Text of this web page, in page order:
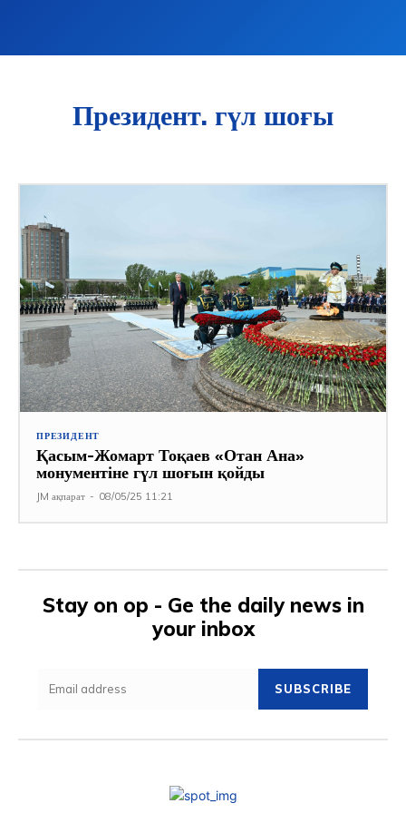
Президент. гүл шоғы
ПРЕЗИДЕНТ
Қасым-Жомарт Тоқаев «Отан Ана»
монументіне гүл шоғын қойды
JM ақпарат - 08/05/25 11:21
Stay on op - Ge the daily news in
your inbox
SUBSCRIBE